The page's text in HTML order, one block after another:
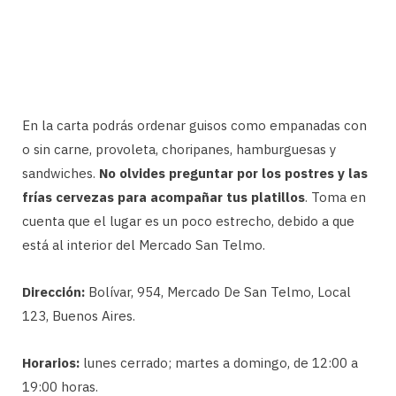
En la carta podrás ordenar guisos como empanadas con
o sin carne, provoleta, choripanes, hamburguesas y
sandwiches. No olvides preguntar por los postres y las
frías cervezas para acompañar tus platillos. Toma en
cuenta que el lugar es un poco estrecho, debido a que
está al interior del Mercado San Telmo.
Dirección: Bolívar, 954, Mercado De San Telmo, Local
123, Buenos Aires.
Horarios: lunes cerrado; martes a domingo, de 12:00 a
19:00 horas.